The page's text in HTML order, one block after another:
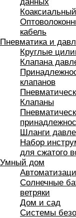
кабель
Пневматика и
Круглые
Клапана
клапанов
Клапаны
Шланги
Набор
для сжатого
Умный дом
Солнечные
ветряки
Дом и сад
Системы